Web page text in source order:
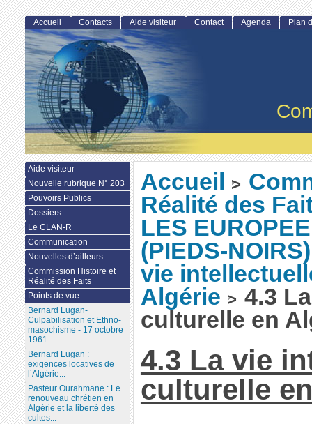
Accueil >
Réalité des
LES
(PIEDS-
vie
Algérie > 4.3
culturelle en
4.3 La vie
culturelle
Accueil Contacts Aide visiteur Contact Agenda Plan
Aide visiteur
Nouvelle rubrique N° 203
Pouvoirs Publics
Dossiers
Le CLAN-R
Communication
Nouvelles d’ailleurs...
Commission Histoire et
Réalité des Faits
Points de vue
Bernard Lugan-
Culpabilisation et Ethno-
masochisme - 17 octobre
1961
Bernard Lugan :
exigences locatives de
l’Algérie...
Pasteur Ourahmane : Le
renouveau chrétien en
Algérie et la liberté des
cultes...